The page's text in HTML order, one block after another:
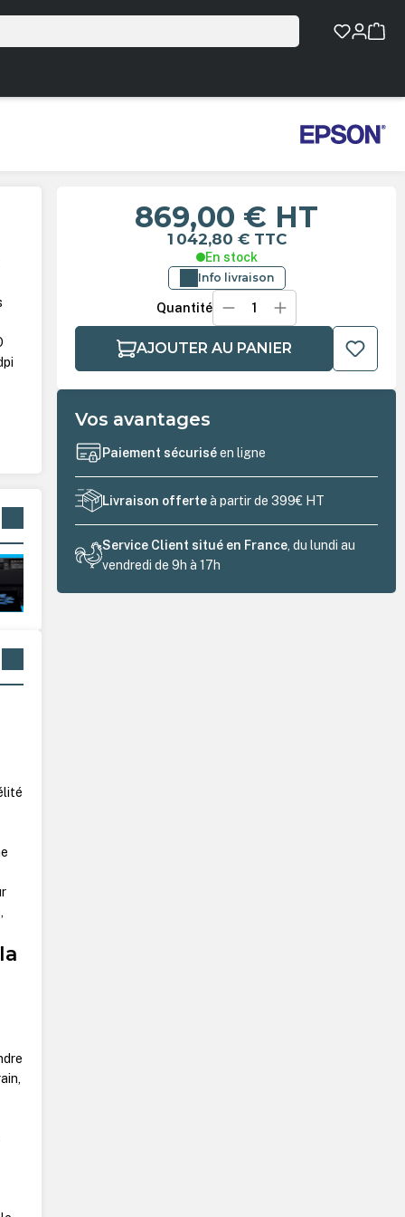
869,00 € HT
1 042,80 € TTC
En stock
Info livraison
Quantité
AJOUTER AU PANIER
Vos avantages
Paiement sécuriséen ligne
Livraison offerteà partir de 399€ HT
Service Client situé en France , du lundi au
vendredi de 9h à 17h